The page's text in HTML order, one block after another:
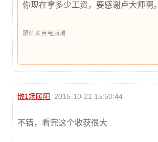
你现在拿多少工资，要感谢卢大师啊。
跟帖来自电脑端
散1场暖阳 2015-10-21 15:50:44
不错，看完这个收获很大